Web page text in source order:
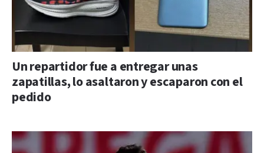
Un repartidor fue a entregar unas
zapatillas, lo asaltaron y escaparon con el
pedido